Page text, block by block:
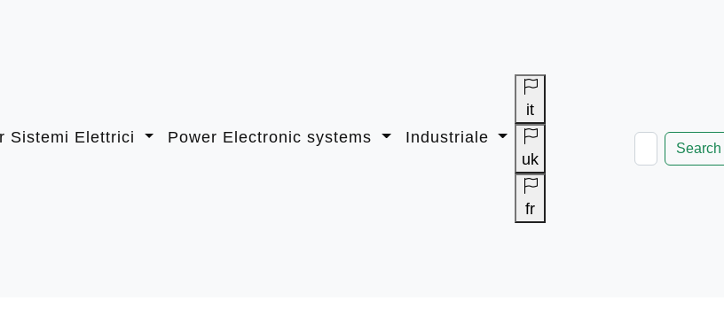
Sistemi Elettrici Power Electronic systems Industriale
it
uk
fr
Search